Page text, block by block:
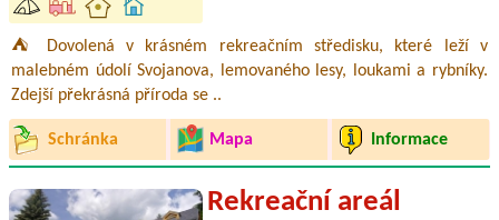
⛺ Dovolená v krásném rekreačním středisku, které leží v
malebném údolí Svojanova, lemovaného lesy, loukami a rybníky.
Zdejší překrásná příroda se ..
Schránka Mapa Informace
Rekreační areál